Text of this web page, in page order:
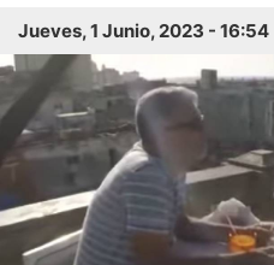
Jueves, 1 Junio, 2023 - 16:54